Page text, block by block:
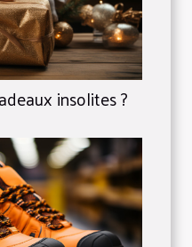
insolites ?